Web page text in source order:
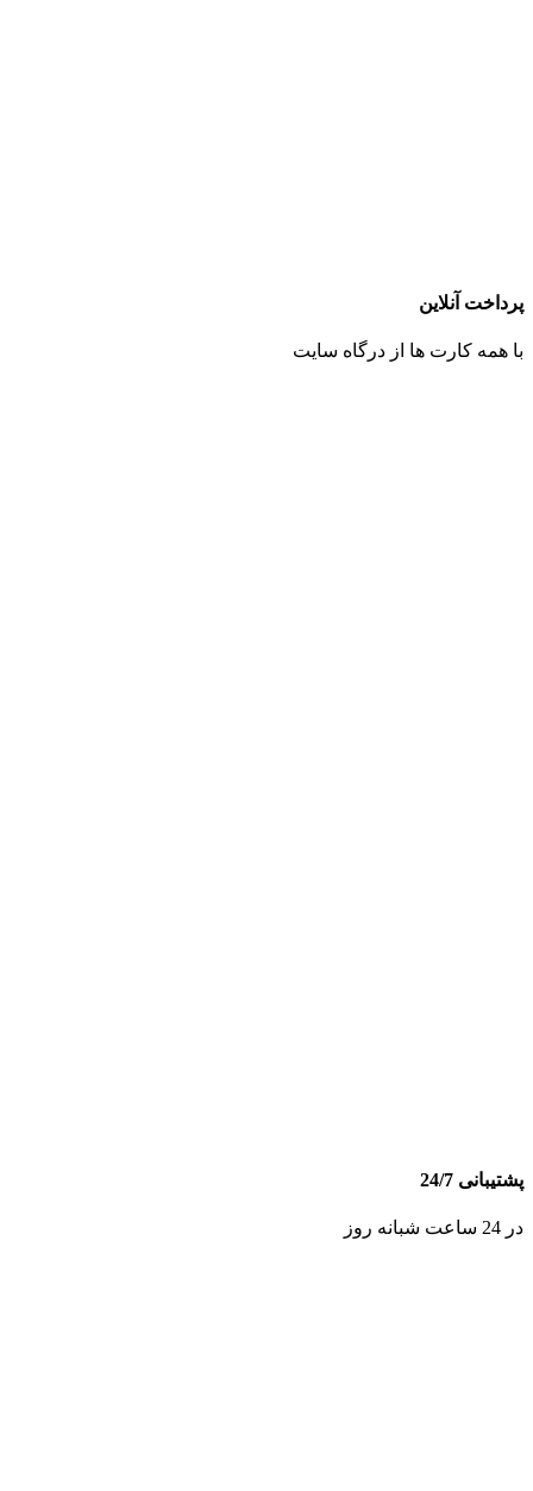
پرداخت آنلاین
با همه کارت ها از درگاه سایت
پشتیبانی 24/7
در 24 ساعت شبانه روز